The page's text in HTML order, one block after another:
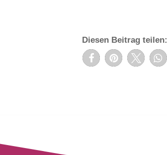
Diesen Beitrag teilen: